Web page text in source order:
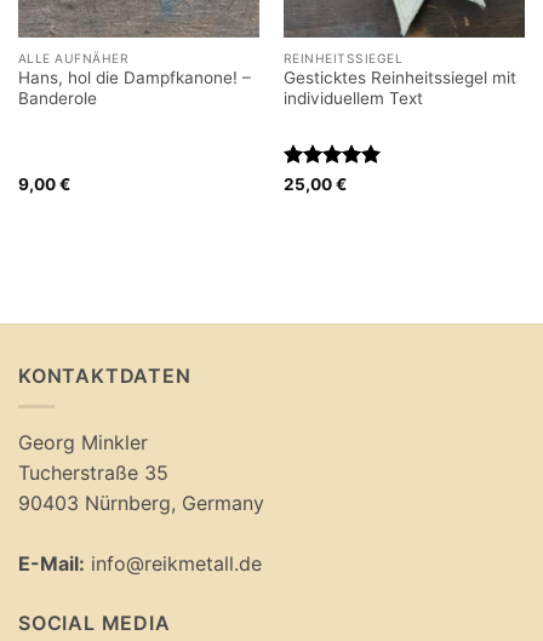
ALLE AUFNÄHER
Hans, hol die Dampfkanone! –
Banderole
9,00€
REINHEITSSIEGEL
Gesticktes Reinheitssiegel mit
individuellem Text
Bewertet
25,00€
KONTAKTDATEN
Georg Minkler
Tucherstraße 35
90403 Nürnberg, Germany
E-Mail: info@reikmetall.de
SOCIAL MEDIA